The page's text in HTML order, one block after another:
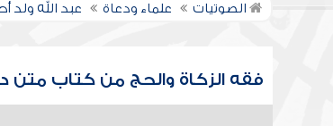
الصوتيات علماء ودعاة عبد الله ولد
فقه الزكاة والحج من كتاب متن